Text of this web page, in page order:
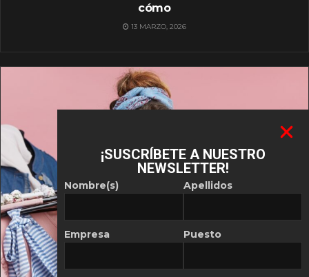
cómo
13 MARZO, 2026
¡SUSCRÍBETE A NUESTRO
NEWSLETTER!
Nombre(s)
Empresa
Apellidos
Puesto